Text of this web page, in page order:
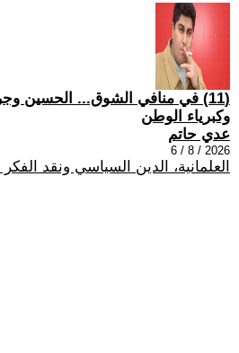
(11) في منافي الشوق... الحسين
وكبرياء الوطن
عدي حاتم
2026 / 8 / 6
العلمانية، الدين السياسي ونقد الفكر